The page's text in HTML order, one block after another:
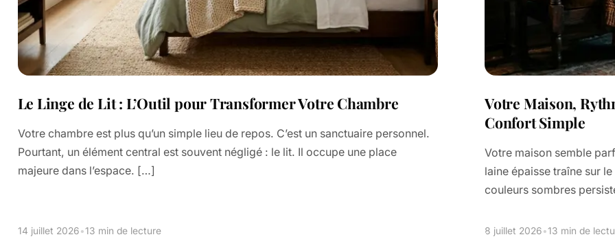
Le Linge de Lit : L’Outil pour Transformer Votre Chambre
Votre chambre est plus qu’un simple lieu de repos. C’est un sanctuaire personnel.
Pourtant, un élément central est souvent négligé : le lit. Il occupe une place
majeure dans l’espace. […]
14 juillet 2026•13 min de lecture
Votre Maison,
Confort Simple
Votre maison semble
laine épaisse traîne sur
couleurs sombres
8 juillet 2026•13 min de